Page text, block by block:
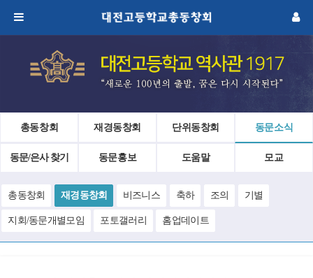
총동창회 재경동창회 단위동창회 동문소식
동문/은사 찾기 동문홍보 도움말 모교
총동창회 재경동창회 비즈니스 축하 조의 기별
지회/동문개별모임 포토갤러리 홈업데이트